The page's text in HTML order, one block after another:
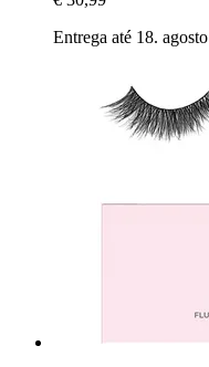
Entrega até 18. agosto